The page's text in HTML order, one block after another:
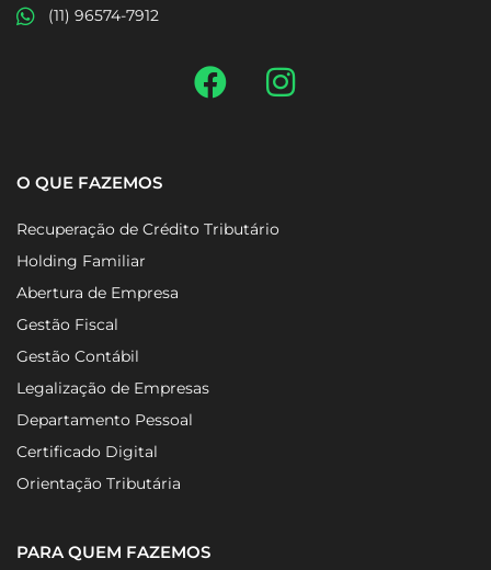
(11) 96574-7912
O QUE FAZEMOS
Recuperação de Crédito Tributário
Holding Familiar
Abertura de Empresa
Gestão Fiscal
Gestão Contábil
Legalização de Empresas
Departamento Pessoal
Certificado Digital
Orientação Tributária
PARA QUEM FAZEMOS